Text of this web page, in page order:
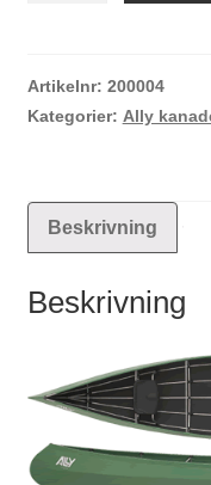
mängd
Artikelnr: 200004
Kategorier: Ally
Beskrivning
Beskrivning